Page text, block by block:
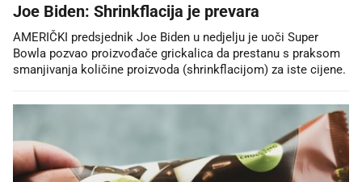
Joe Biden: Shrinkflacija je prevara
AMERIČKI predsjednik Joe Biden u nedjelju je uoči Super
Bowla pozvao proizvođače grickalica da prestanu s praksom
smanjivanja količine proizvoda (shrinkflacijom) za iste cijene.